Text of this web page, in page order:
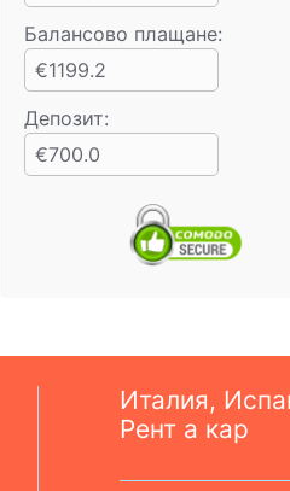
Балансово плащане:
€1199.2
Депозит:
€700.0
Италия,
Рент а кар